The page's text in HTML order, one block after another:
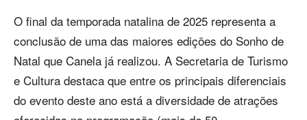
O final da temporada natalina de 2025 representa a
conclusão de uma das maiores edições do Sonho de
Natal que Canela já realizou. A Secretaria de Turismo
e Cultura destaca que entre os principais diferenciais
do evento deste ano está a diversidade de atrações